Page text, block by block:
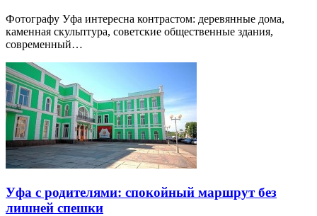
Фотографу Уфа интересна контрастом: деревянные дома,
каменная скульптура, советские общественные здания,
современный…
Уфа с родителями: спокойный маршрут без
лишней спешки